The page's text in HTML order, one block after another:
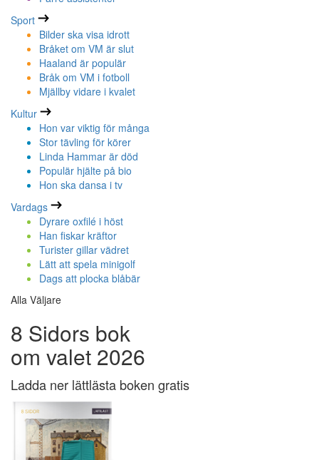
Sport
Bilder ska visa idrott
Bråket om VM är slut
Haaland är populär
Bråk om VM i fotboll
Mjällby vidare i kvalet
Kultur
Hon var viktig för många
Stor tävling för körer
Linda Hammar är död
Populär hjälte på bio
Hon ska dansa i tv
Vardags
Dyrare oxfilé i höst
Han fiskar kräftor
Turister gillar vädret
Lätt att spela minigolf
Dags att plocka blåbär
Alla Väljare
8 Sidors bok
om valet 2026
Ladda ner lättlästa boken gratis